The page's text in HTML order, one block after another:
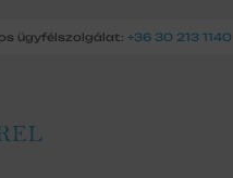
ügyfélszolgálat: +36 30 213 1140